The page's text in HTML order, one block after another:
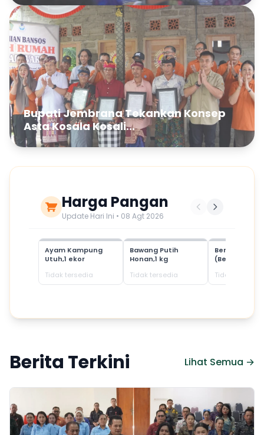
Bupati Jembrana Tekankan Konsep
Asta Kosala Kosali...
Harga Pangan
Update Hari Ini • 08 Agt 2026
Ayam Kampung
Utuh,1 ekor
Tidak tersedia
Bawang Putih
Honan,1 kg
Tidak tersedia
Beras
(Beras SPHP)
Tidak tersedia
Berita Terkini Lihat Semua →